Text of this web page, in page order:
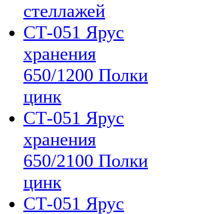
стеллажей
СТ-051 Ярус
хранения
650/1200 Полки
цинк
СТ-051 Ярус
хранения
650/2100 Полки
цинк
СТ-051 Ярус